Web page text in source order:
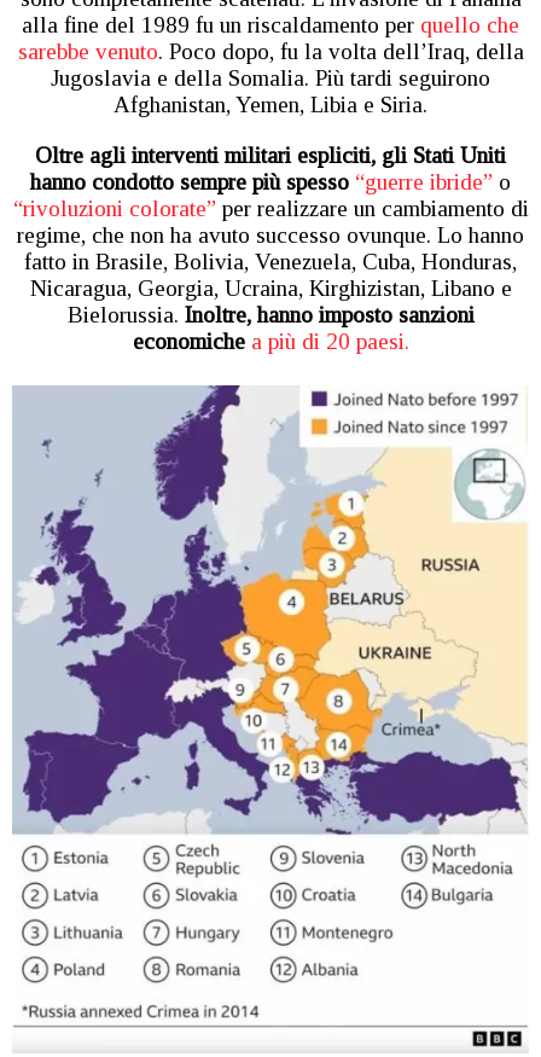
alla fine del 1989 fu un riscaldamento per quello che
sarebbe venuto. Poco dopo, fu la volta dell’Iraq, della
Jugoslavia e della Somalia. Più tardi seguirono
Afghanistan, Yemen, Libia e Siria.
Oltre agli interventi militari espliciti, gli Stati Uniti
hanno condotto sempre più spesso “guerre ibride” o
“rivoluzioni colorate”per realizzare un cambiamento di
regime, che non ha avuto successo ovunque. Lo hanno
fatto in Brasile, Bolivia, Venezuela, Cuba, Honduras,
Nicaragua, Georgia, Ucraina, Kirghizistan, Libano e
Bielorussia. Inoltre, hanno imposto sanzioni
economichea più di 20 paesi.